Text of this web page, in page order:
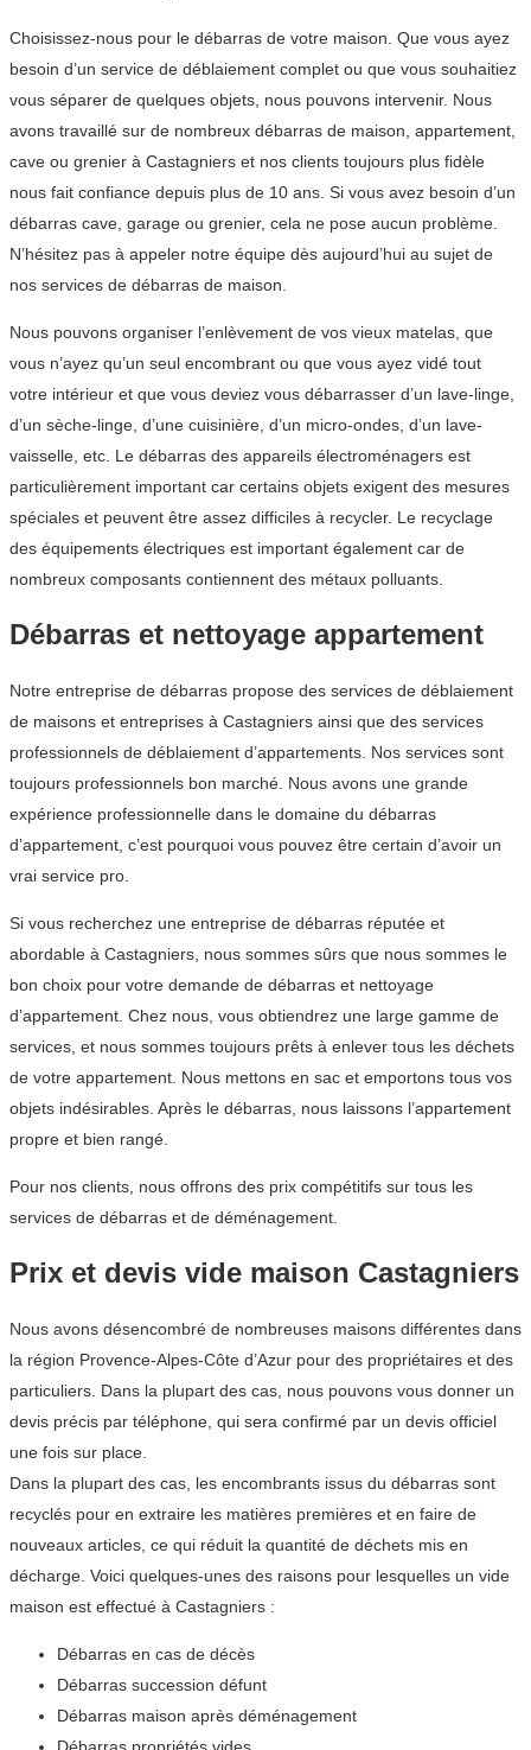
Choisissez-nous pour le débarras de votre maison. Que vous ayez
besoin d’un service de déblaiement complet ou que vous souhaitiez
vous séparer de quelques objets, nous pouvons intervenir. Nous
avons travaillé sur de nombreux débarras de maison, appartement,
cave ou grenier à Castagniers et nos clients toujours plus fidèle
nous fait confiance depuis plus de 10 ans. Si vous avez besoin d’un
débarras cave, garage ou grenier, cela ne pose aucun problème.
N’hésitez pas à appeler notre équipe dès aujourd’hui au sujet de
nos services de débarras de maison.
Nous pouvons organiser l’enlèvement de vos vieux matelas, que
vous n’ayez qu’un seul encombrant ou que vous ayez vidé tout
votre intérieur et que vous deviez vous débarrasser d’un lave-linge,
d’un sèche-linge, d’une cuisinière, d’un micro-ondes, d’un lave-
vaisselle, etc. Le débarras des appareils électroménagers est
particulièrement important car certains objets exigent des mesures
spéciales et peuvent être assez difficiles à recycler. Le recyclage
des équipements électriques est important également car de
nombreux composants contiennent des métaux polluants.
Débarras et nettoyage appartement
Notre entreprise de débarras propose des services de déblaiement
de maisons et entreprises à Castagniers ainsi que des services
professionnels de déblaiement d’appartements. Nos services sont
toujours professionnels bon marché. Nous avons une grande
expérience professionnelle dans le domaine du débarras
d’appartement, c’est pourquoi vous pouvez être certain d’avoir un
vrai service pro.
Si vous recherchez une entreprise de débarras réputée et
abordable à Castagniers, nous sommes sûrs que nous sommes le
bon choix pour votre demande de débarras et nettoyage
d’appartement. Chez nous, vous obtiendrez une large gamme de
services, et nous sommes toujours prêts à enlever tous les déchets
de votre appartement. Nous mettons en sac et emportons tous vos
objets indésirables. Après le débarras, nous laissons l’appartement
propre et bien rangé.
Pour nos clients, nous offrons des prix compétitifs sur tous les
services de débarras et de déménagement.
Prix et devis vide maison Castagniers
Nous avons désencombré de nombreuses maisons différentes dans
la région Provence-Alpes-Côte d’Azur pour des propriétaires et des
particuliers. Dans la plupart des cas, nous pouvons vous donner un
devis précis par téléphone, qui sera confirmé par un devis officiel
une fois sur place.
Dans la plupart des cas, les encombrants issus du débarras sont
recyclés pour en extraire les matières premières et en faire de
nouveaux articles, ce qui réduit la quantité de déchets mis en
décharge. Voici quelques-unes des raisons pour lesquelles un vide
maison est effectué à Castagniers :
Débarras en cas de décès
Débarras succession défunt
Débarras maison après déménagement